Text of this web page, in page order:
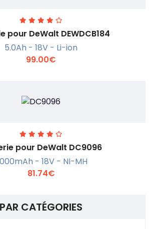
En savoir +
pour DeWalt DEWDCB184
5.0Ah - 18V - Li-ion
99.00€
En savoir +
pour DeWalt DC9096
- 18V - NI-MH
81.74€
PAR CATÉGORIES